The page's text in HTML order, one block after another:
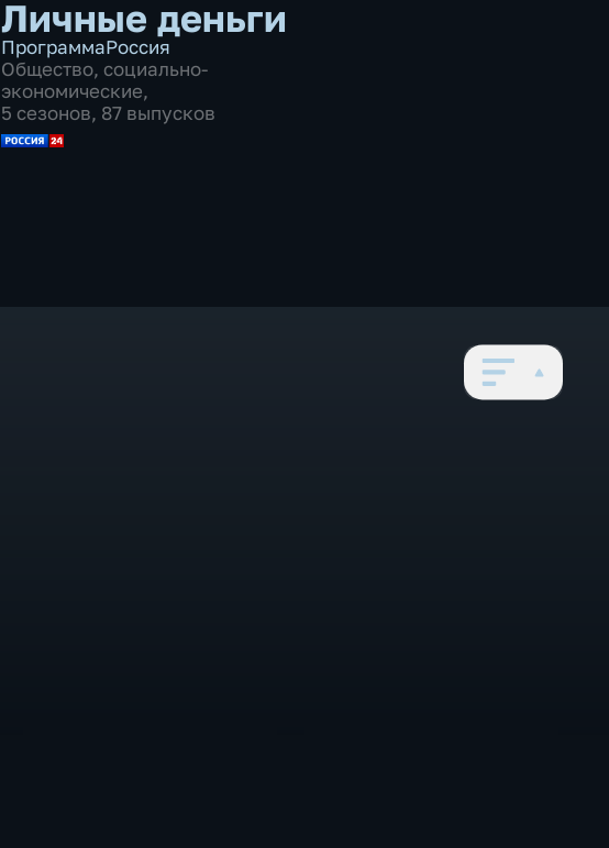
Личные деньги
ПрограммаРоссия
Общество, социально-
экономические,
5 сезонов, 87 выпусков